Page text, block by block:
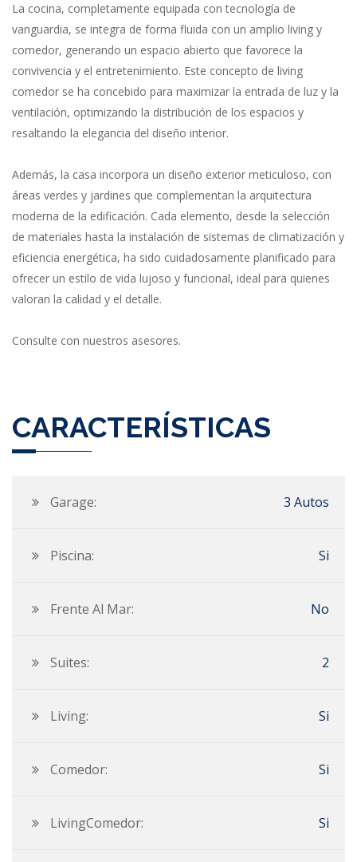
La cocina, completamente equipada con tecnología de
vanguardia, se integra de forma fluida con un amplio living y
comedor, generando un espacio abierto que favorece la
convivencia y el entretenimiento. Este concepto de living
comedor se ha concebido para maximizar la entrada de luz y la
ventilación, optimizando la distribución de los espacios y
resaltando la elegancia del diseño interior.
Además, la casa incorpora un diseño exterior meticuloso, con
áreas verdes y jardines que complementan la arquitectura
moderna de la edificación. Cada elemento, desde la selección
de materiales hasta la instalación de sistemas de climatización y
eficiencia energética, ha sido cuidadosamente planificado para
ofrecer un estilo de vida lujoso y funcional, ideal para quienes
valoran la calidad y el detalle.
Consulte con nuestros asesores.
CARACTERÍSTICAS
Garage: 3 Autos
Piscina: Si
Frente Al Mar: No
Suites: 2
Living: Si
Comedor: Si
LivingComedor: Si